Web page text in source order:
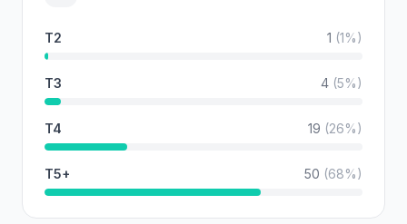
T2 1 (1%)
T3 4 (5%)
T4 19 (26%)
T5+ 50 (68%)